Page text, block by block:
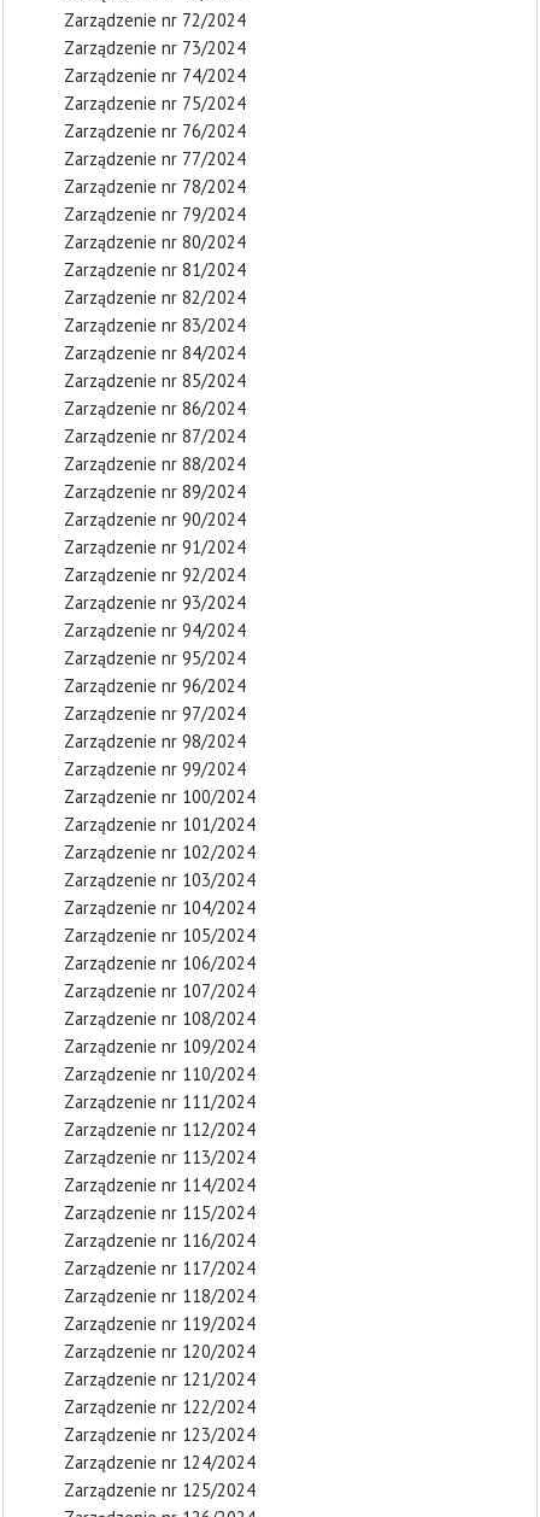
Zarządzenie nr 72/2024
Zarządzenie nr 73/2024
Zarządzenie nr 74/2024
Zarządzenie nr 75/2024
Zarządzenie nr 76/2024
Zarządzenie nr 77/2024
Zarządzenie nr 78/2024
Zarządzenie nr 79/2024
Zarządzenie nr 80/2024
Zarządzenie nr 81/2024
Zarządzenie nr 82/2024
Zarządzenie nr 83/2024
Zarządzenie nr 84/2024
Zarządzenie nr 85/2024
Zarządzenie nr 86/2024
Zarządzenie nr 87/2024
Zarządzenie nr 88/2024
Zarządzenie nr 89/2024
Zarządzenie nr 90/2024
Zarządzenie nr 91/2024
Zarządzenie nr 92/2024
Zarządzenie nr 93/2024
Zarządzenie nr 94/2024
Zarządzenie nr 95/2024
Zarządzenie nr 96/2024
Zarządzenie nr 97/2024
Zarządzenie nr 98/2024
Zarządzenie nr 99/2024
Zarządzenie nr 100/2024
Zarządzenie nr 101/2024
Zarządzenie nr 102/2024
Zarządzenie nr 103/2024
Zarządzenie nr 104/2024
Zarządzenie nr 105/2024
Zarządzenie nr 106/2024
Zarządzenie nr 107/2024
Zarządzenie nr 108/2024
Zarządzenie nr 109/2024
Zarządzenie nr 110/2024
Zarządzenie nr 111/2024
Zarządzenie nr 112/2024
Zarządzenie nr 113/2024
Zarządzenie nr 114/2024
Zarządzenie nr 115/2024
Zarządzenie nr 116/2024
Zarządzenie nr 117/2024
Zarządzenie nr 118/2024
Zarządzenie nr 119/2024
Zarządzenie nr 120/2024
Zarządzenie nr 121/2024
Zarządzenie nr 122/2024
Zarządzenie nr 123/2024
Zarządzenie nr 124/2024
Zarządzenie nr 125/2024